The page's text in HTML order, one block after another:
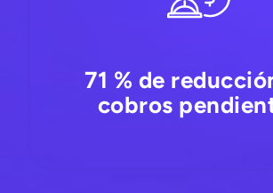
71 % de
cobros